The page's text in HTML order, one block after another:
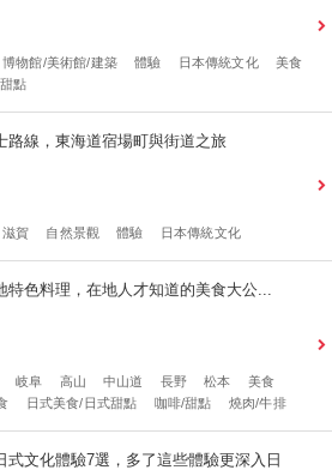
博物館/美術館/建築 體驗 日本傳統文化
美食
點
路線，東海道宿場町與街道之旅
滋賀 自然景觀 體驗 日本傳統文化
特色料理，在地人才知道的美食大公...
岐阜 高山 中山道 長野 松本
美食
日式美食/日式甜點 咖啡/甜點 燒肉/牛排
式文化體驗7選，多了這些體驗更深入日